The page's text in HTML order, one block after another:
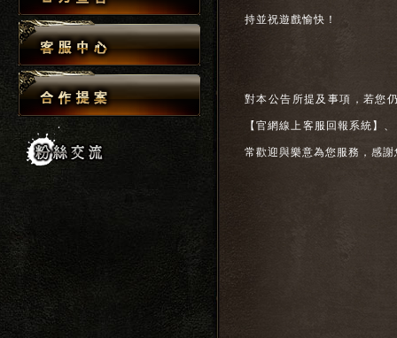
持並祝遊戲愉快！
對本公告所提及事項，若您
【官網線上客服回報系統】
常歡迎與樂意為您服務，感